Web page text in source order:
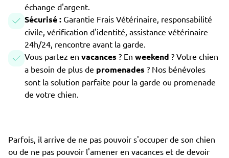
échange d'argent.
Sécurisé : Garantie Frais Vétérinaire, responsabilité
civile, vérification d'identité, assistance vétérinaire
24h/24, rencontre avant la garde.
Vous partez en vacances ? En weekend ? Votre chien
a besoin de plus de promenades ? Nos bénévoles
sont la solution parfaite pour la garde ou promenade
de votre chien.
Parfois, il arrive de ne pas pouvoir s'occuper de son chien
ou de ne pas pouvoir l'amener en vacances et de devoir